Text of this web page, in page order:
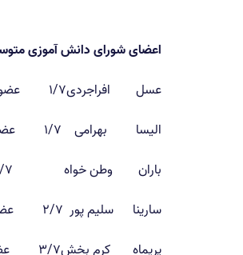
اعضای شورای دانش آموزی
عسل افراجردی۱/۷ عضو اصلی
الیسا بهرامی ۱/۷ عضو علی البدل
باران وطن خواه ۲/۷ عضو اصلی
سارینا سلیم پور ۲/۷ عضو علی البدل
پریماه کرم بخش۳/۷ عضو اصلی